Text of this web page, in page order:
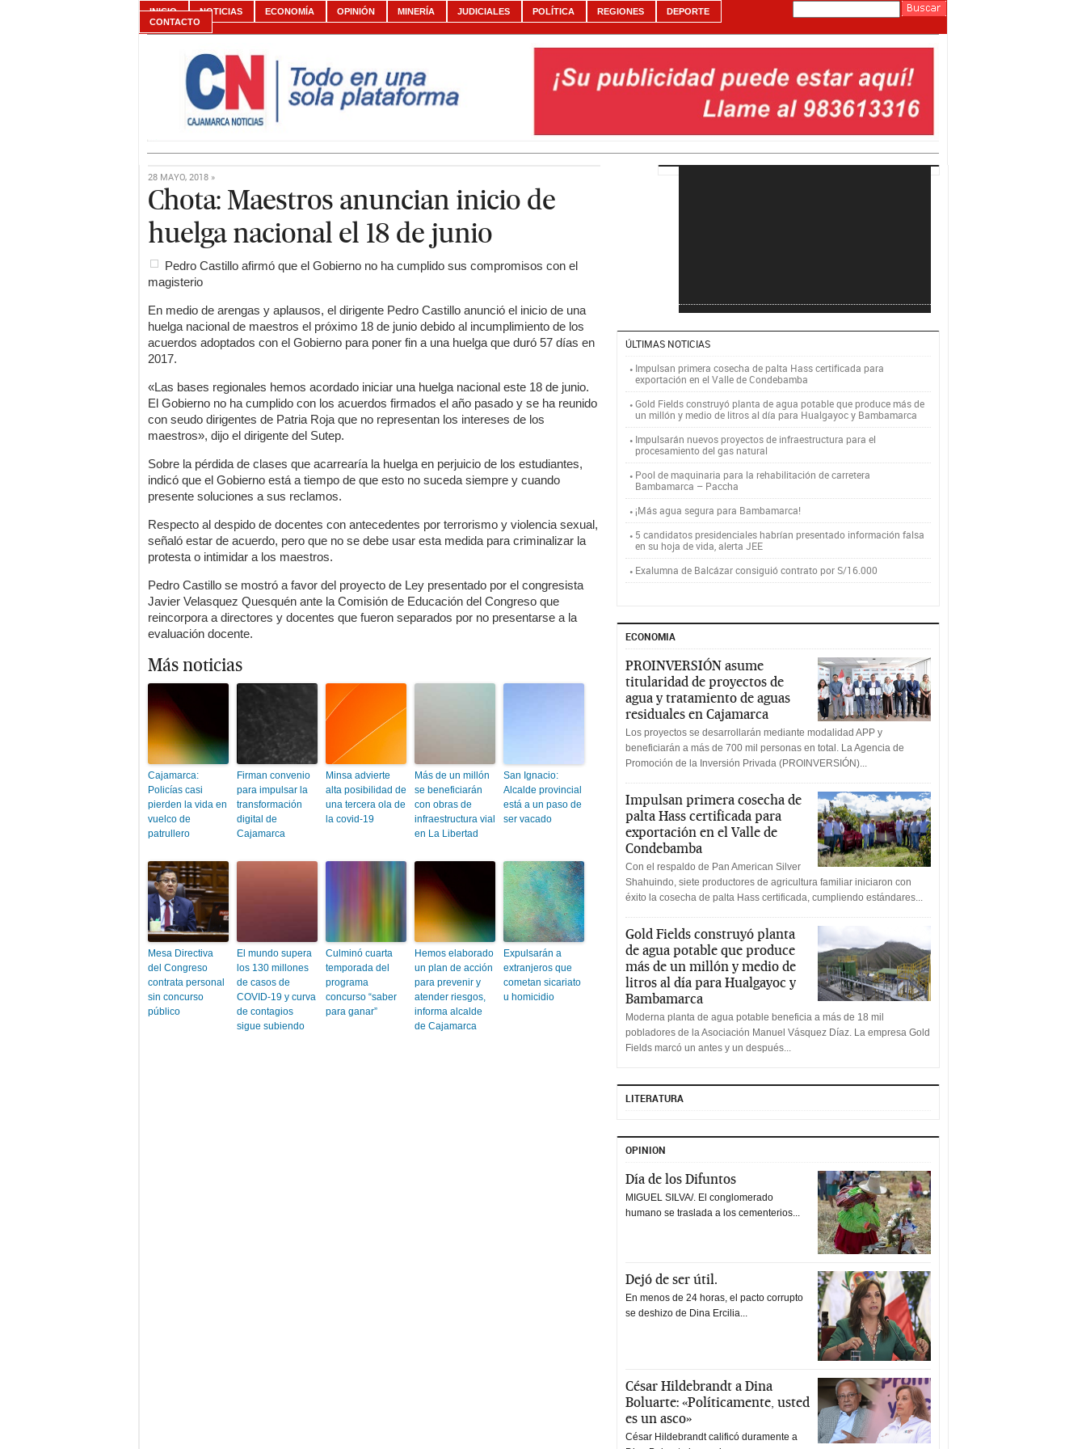
INICIO NOTICIAS ECONOMÍA OPINIÓN MINERÍA JUDICIALES POLÍTICA REGIONES
DEPORTE
CONTACTO
28 MAYO, 2018 »
Chota: Maestros anuncian inicio de
huelga nacional el 18 de junio
Pedro Castillo afirmó que el Gobierno no ha cumplido sus compromisos con el
magisterio
En medio de arengas y aplausos, el dirigente Pedro Castillo anunció el inicio de una
huelga nacional de maestros el próximo 18 de junio debido al incumplimiento de los
acuerdos adoptados con el Gobierno para poner fin a una huelga que duró 57 días en
2017.
«Las bases regionales hemos acordado iniciar una huelga nacional este 18 de junio.
El Gobierno no ha cumplido con los acuerdos firmados el año pasado y se ha reunido
con seudo dirigentes de Patria Roja que no representan los intereses de los
maestros», dijo el dirigente del Sutep.
Sobre la pérdida de clases que acarrearía la huelga en perjuicio de los estudiantes,
indicó que el Gobierno está a tiempo de que esto no suceda siempre y cuando
presente soluciones a sus reclamos.
Respecto al despido de docentes con antecedentes por terrorismo y violencia sexual,
señaló estar de acuerdo, pero que no se debe usar esta medida para criminalizar la
protesta o intimidar a los maestros.
Pedro Castillo se mostró a favor del proyecto de Ley presentado por el congresista
Javier Velasquez Quesquén ante la Comisión de Educación del Congreso que
reincorpora a directores y docentes que fueron separados por no presentarse a la
evaluación docente.
Más noticias
Cajamarca:
Policías casi
pierden la vida en
vuelco de
patrullero
Firman convenio
para impulsar la
transformación
digital de
Cajamarca
Minsa advierte
alta posibilidad de
una tercera ola de
la covid-19
Más de un millón
se beneficiarán
con obras de
infraestructura vial
en La Libertad
San Ignacio:
Alcalde provincial
está a un paso de
ser vacado
Mesa Directiva
del Congreso
contrata personal
sin concurso
público
El mundo supera
los 130 millones
de casos de
COVID-19 y curva
de contagios
sigue subiendo
Culminó cuarta
temporada del
programa
concurso “saber
para ganar”
Hemos elaborado
un plan de acción
para prevenir y
atender riesgos,
informa alcalde
de Cajamarca
Expulsarán a
extranjeros que
cometan sicariato
u homicidio
ÚLTIMAS NOTICIAS
Impulsan primera cosecha de palta Hass certificada para
exportación en el Valle de Condebamba
Gold Fields construyó planta de agua potable que produce más de
un millón y medio de litros al día para Hualgayoc y Bambamarca
Impulsarán nuevos proyectos de infraestructura para el
procesamiento del gas natural
Pool de maquinaria para la rehabilitación de carretera
Bambamarca – Paccha
¡Más agua segura para Bambamarca!
5 candidatos presidenciales habrían presentado información falsa
en su hoja de vida, alerta JEE
Exalumna de Balcázar consiguió contrato por S/16.000
ECONOMIA
PROINVERSIÓN asume
titularidad de proyectos de
agua y tratamiento de aguas
residuales en Cajamarca
Los proyectos se desarrollarán mediante modalidad APP y
beneficiarán a más de 700 mil personas en total. La Agencia de
Promoción de la Inversión Privada (PROINVERSIÓN)...
Impulsan primera cosecha de
palta Hass certificada para
exportación en el Valle de
Condebamba
Con el respaldo de Pan American Silver
Shahuindo, siete productores de agricultura familiar iniciaron con
éxito la cosecha de palta Hass certificada, cumpliendo estándares...
Gold Fields construyó planta
de agua potable que produce
más de un millón y medio de
litros al día para Hualgayoc y
Bambamarca
Moderna planta de agua potable beneficia a más de 18 mil
pobladores de la Asociación Manuel Vásquez Díaz. La empresa Gold
Fields marcó un antes y un después...
LITERATURA
OPINION
Día de los Difuntos
MIGUEL SILVA/. El conglomerado
humano se traslada a los cementerios...
Dejó de ser útil.
En menos de 24 horas, el pacto corrupto
se deshizo de Dina Ercilia...
César Hildebrandt a Dina
Boluarte: «Políticamente, usted
es un asco»
César Hildebrandt calificó duramente a